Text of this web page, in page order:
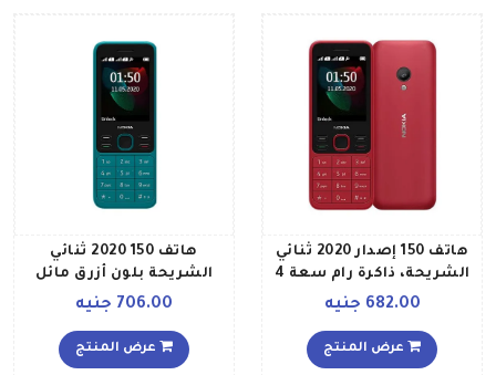
هاتف 150 إصدار 2020 ثنائي
الشريحة، ذاكرة رام سعة 4
682.00 جنيه
عرض المنتج
هاتف 150 2020 ثنائي
الشريحة بلون أزرق مائل
706.00 جنيه
عرض المنتج